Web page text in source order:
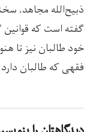
ذبیح‌الله مجاهد،
گفته است که
خود طالبان نیز تا
فقهی که طالبان